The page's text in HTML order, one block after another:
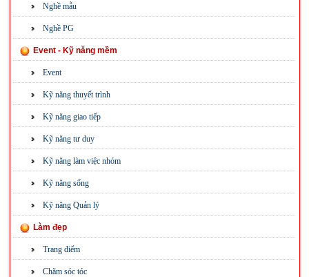
Nghề mẫu
Nghề PG
Event - Kỹ năng mềm
Event
Kỹ năng thuyết trình
Kỹ năng giao tiếp
Kỹ năng tư duy
Kỹ năng làm việc nhóm
Kỹ năng sống
Kỹ năng Quản lý
Làm đẹp
Trang điểm
Chăm sóc tóc